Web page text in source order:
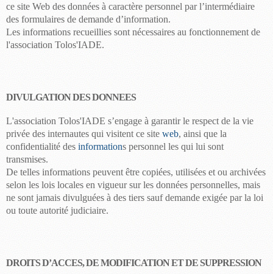
ce site Web des données à caractère personnel par l’intermédiaire
des formulaires de demande d’information.
Les informations recueillies sont nécessaires au fonctionnement de
l'association Tolos'IADE.
DIVULGATION DES DONNEES
L'association Tolos'IADE s’engage à garantir le respect de la vie
privée des internautes qui visitent ce site web, ainsi que la
confidentialité des informations personnel les qui lui sont
transmises.
De telles informations peuvent être copiées, utilisées et ou archivées
selon les lois locales en vigueur sur les données personnelles, mais
ne sont jamais divulguées à des tiers sauf demande exigée par la loi
ou toute autorité judiciaire.
DROITS D’ACCES, DE MODIFICATION ET DE SUPPRESSION